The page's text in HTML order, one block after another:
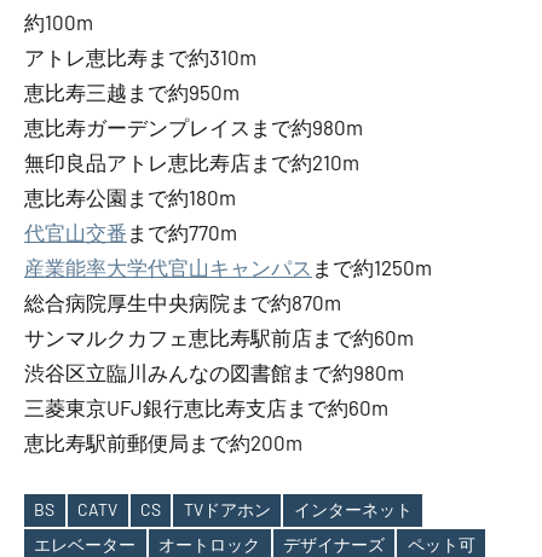
約100m
アトレ恵比寿まで約310m
恵比寿三越まで約950m
恵比寿ガーデンプレイスまで約980m
無印良品アトレ恵比寿店まで約210m
恵比寿公園まで約180m
代官山交番 まで約770m
産業能率大学代官山キャンパス まで約1250m
総合病院厚生中央病院まで約870m
サンマルクカフェ恵比寿駅前店まで約60m
渋谷区立臨川みんなの図書館まで約980m
三菱東京UFJ銀行恵比寿支店まで約60m
恵比寿駅前郵便局まで約200m
BS CATV CS TVドアホン
インターネット
エレベーター
オートロック デザイナーズ
ペット可